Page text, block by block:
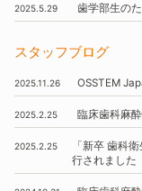
2025.5.29 歯学部生の
スタッフブログ
2025.11.26 OSSTEM
2025.2.25 臨床歯科麻
2025.2.25 「新卒 歯科
行されました